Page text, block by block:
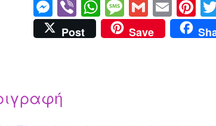
M
e
ss
g
Vi
b
er
W
h
at
M
e
ss
G
m
ail
E
m
ail
Pi
nt
er
Post Save